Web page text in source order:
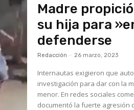
Madre
su hija para
defenderse
Redacción - 26 marzo, 2023
Internautas exigieron que
investigación para dar con la
menor. En redes sociales comenzó a circular un video que
documentó la fuerte agresión